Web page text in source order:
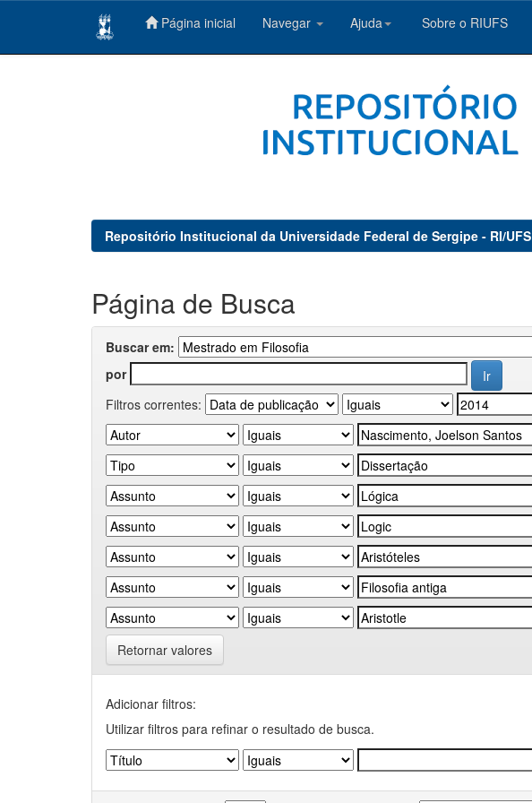
Página inicial Navegar Ajuda Sobre o RIUFS
Repositório Institucional da Universidade Federal de Sergipe - RI/UFS
Página de Busca
Buscar em:
por
Filtros correntes:
Retornar valores
Adicionar filtros:
Utilizar filtros para refinar o resultado de busca.